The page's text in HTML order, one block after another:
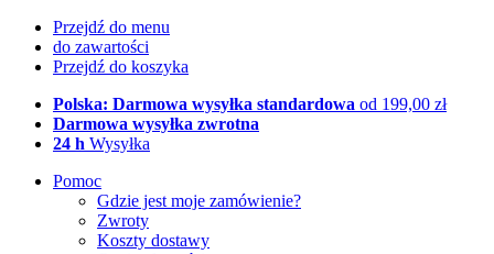
Przejdź do menu
do zawartości
Przejdź do koszyka
Polska: Darmowa wysyłka standardowa od 199,00 zł
Darmowa wysyłka zwrotna
24 h Wysyłka
Pomoc
Gdzie jest moje zamówienie?
Zwroty
Koszty dostawy